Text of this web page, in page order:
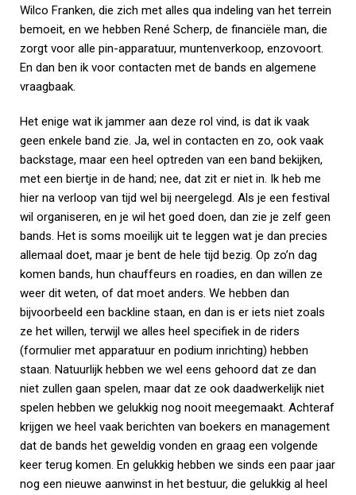
Wilco Franken, die zich met alles qua indeling van het terrein
bemoeit, en we hebben René Scherp, de financiële man, die
zorgt voor alle pin-apparatuur, muntenverkoop, enzovoort.
En dan ben ik voor contacten met de bands en algemene
vraagbaak.
Het enige wat ik jammer aan deze rol vind, is dat ik vaak
geen enkele band zie. Ja, wel in contacten en zo, ook vaak
backstage, maar een heel optreden van een band bekijken,
met een biertje in de hand; nee, dat zit er niet in. Ik heb me
hier na verloop van tijd wel bij neergelegd. Als je een festival
wil organiseren, en je wil het goed doen, dan zie je zelf geen
bands. Het is soms moeilijk uit te leggen wat je dan precies
allemaal doet, maar je bent de hele tijd bezig. Op zo’n dag
komen bands, hun chauffeurs en roadies, en dan willen ze
weer dit weten, of dat moet anders. We hebben dan
bijvoorbeeld een backline staan, en dan is er iets niet zoals
ze het willen, terwijl we alles heel specifiek in de riders
(formulier met apparatuur en podium inrichting) hebben
staan. Natuurlijk hebben we wel eens gehoord dat ze dan
niet zullen gaan spelen, maar dat ze ook daadwerkelijk niet
spelen hebben we gelukkig nog nooit meegemaakt. Achteraf
krijgen we heel vaak berichten van boekers en management
dat de bands het geweldig vonden en graag een volgende
keer terug komen. En gelukkig hebben we sinds een paar jaar
nog een nieuwe aanwinst in het bestuur, die gelukkig al heel